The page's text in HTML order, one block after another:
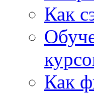
Как
Как